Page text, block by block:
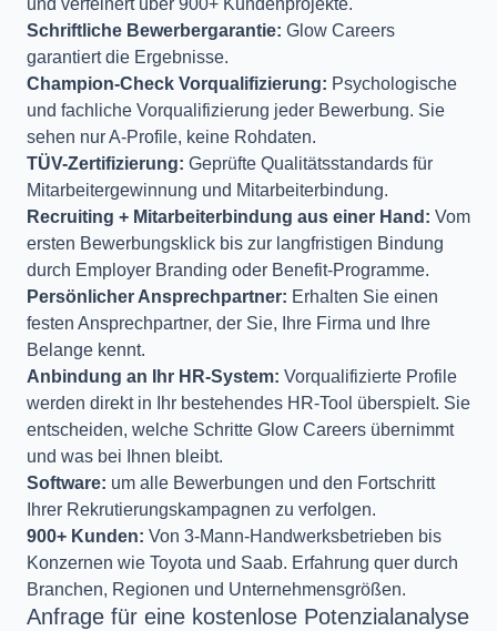
und verfeinert über 900+ Kundenprojekte.
Schriftliche Bewerbergarantie: Glow Careers
garantiert die Ergebnisse.
Champion-Check Vorqualifizierung: Psychologische
und fachliche Vorqualifizierung jeder Bewerbung. Sie
sehen nur A-Profile, keine Rohdaten.
TÜV-Zertifizierung: Geprüfte Qualitätsstandards für
Mitarbeitergewinnung und Mitarbeiterbindung.
Recruiting + Mitarbeiterbindung aus einer Hand: Vom
ersten Bewerbungsklick bis zur langfristigen Bindung
durch Employer Branding oder Benefit-Programme.
Persönlicher Ansprechpartner: Erhalten Sie einen
festen Ansprechpartner, der Sie, Ihre Firma und Ihre
Belange kennt.
Anbindung an Ihr HR-System: Vorqualifizierte Profile
werden direkt in Ihr bestehendes HR-Tool überspielt. Sie
entscheiden, welche Schritte Glow Careers übernimmt
und was bei Ihnen bleibt.
Software: um alle Bewerbungen und den Fortschritt
Ihrer Rekrutierungskampagnen zu verfolgen.
900+ Kunden: Von 3-Mann-Handwerksbetrieben bis
Konzernen wie Toyota und Saab. Erfahrung quer durch
Branchen, Regionen und Unternehmensgrößen.
Anfrage für eine kostenlose Potenzialanalyse